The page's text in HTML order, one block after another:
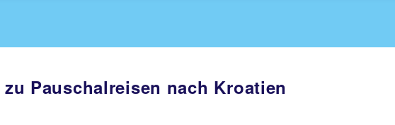
Pauschalreisen nach Kroatien